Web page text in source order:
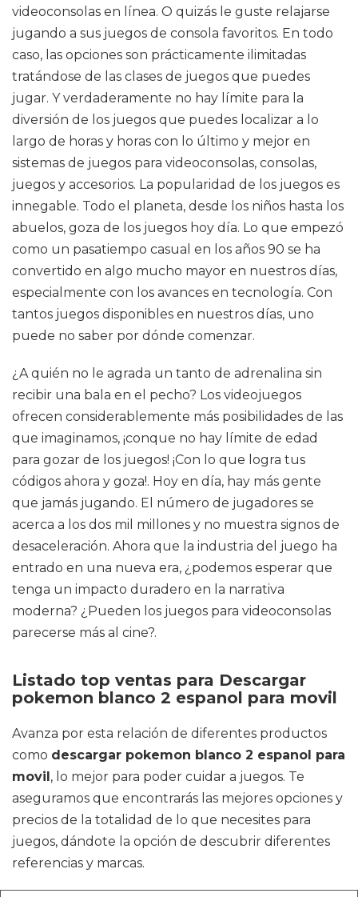
videoconsolas en línea. O quizás le guste relajarse
jugando a sus juegos de consola favoritos. En todo
caso, las opciones son prácticamente ilimitadas
tratándose de las clases de juegos que puedes
jugar. Y verdaderamente no hay límite para la
diversión de los juegos que puedes localizar a lo
largo de horas y horas con lo último y mejor en
sistemas de juegos para videoconsolas, consolas,
juegos y accesorios. La popularidad de los juegos es
innegable. Todo el planeta, desde los niños hasta los
abuelos, goza de los juegos hoy día. Lo que empezó
como un pasatiempo casual en los años 90 se ha
convertido en algo mucho mayor en nuestros días,
especialmente con los avances en tecnología. Con
tantos juegos disponibles en nuestros días, uno
puede no saber por dónde comenzar.
¿A quién no le agrada un tanto de adrenalina sin
recibir una bala en el pecho? Los videojuegos
ofrecen considerablemente más posibilidades de las
que imaginamos, ¡conque no hay límite de edad
para gozar de los juegos! ¡Con lo que logra tus
códigos ahora y goza!. Hoy en día, hay más gente
que jamás jugando. El número de jugadores se
acerca a los dos mil millones y no muestra signos de
desaceleración. Ahora que la industria del juego ha
entrado en una nueva era, ¿podemos esperar que
tenga un impacto duradero en la narrativa
moderna? ¿Pueden los juegos para videoconsolas
parecerse más al cine?.
Listado top ventas para Descargar
pokemon blanco 2 espanol para movil
Avanza por esta relación de diferentes productos
como descargar pokemon blanco 2 espanol para
movil, lo mejor para poder cuidar a juegos. Te
aseguramos que encontrarás las mejores opciones y
precios de la totalidad de lo que necesites para
juegos, dándote la opción de descubrir diferentes
referencias y marcas.